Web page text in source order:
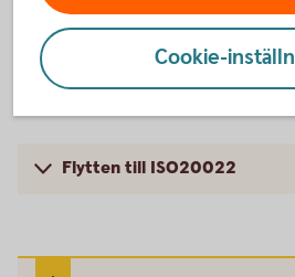
payments) och internationella
valutor som skickas via SWIFT.
Flytten till ISO20022
Cookie-